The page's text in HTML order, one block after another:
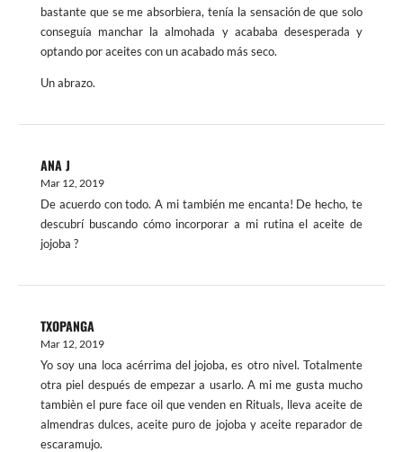
bastante que se me absorbiera, tenía la sensación de que solo
conseguía manchar la almohada y acababa desesperada y
optando por aceites con un acabado más seco.
Un abrazo.
ANA J
Mar 12, 2019
De acuerdo con todo. A mi también me encanta! De hecho, te
descubrí buscando cómo incorporar a mi rutina el aceite de
jojoba ?
TXOPANGA
Mar 12, 2019
Yo soy una loca acérrima del jojoba, es otro nivel. Totalmente
otra piel después de empezar a usarlo. A mi me gusta mucho
tambièn el pure face oil que venden en Rituals, lleva aceite de
almendras dulces, aceite puro de jojoba y aceite reparador de
escaramujo.